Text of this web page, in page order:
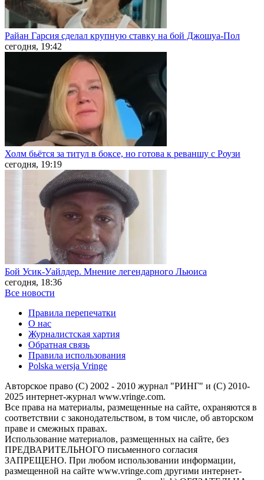
Райан Гарсия сделал крупную ставку на бой Джошуа-Пол
сегодня, 19:42
Холм бьётся за титул в боксе, но готова к реваншу с Роузи
сегодня, 19:19
Бой Усик-Уайлдер. Мнение легендарного Льюиса
сегодня, 18:36
Все новости
Правила перепечатки
О нас
Журналистская хартия
Обратная связь
Правила использования
Polska wersja Vringe
Авторское право (С) 2002 - 2010 журнал "РИНГ" и (С) 2010-
2025 интернет-журнал www.vringe.com.
Все права на материалы, размещенные на сайте, охраняются в
соответствии с законодательством, в том числе, об авторском
праве и смежных правах.
Использование материалов, размещенных на сайте, без
ПРЕДВАРИТЕЛЬНОГО письменного согласия
ЗАПРЕЩЕНО. При любом использовании информации,
размещенной на сайте www.vringe.com другими интернет-